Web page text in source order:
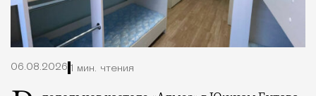
06.08.2026 1 мин. чтения